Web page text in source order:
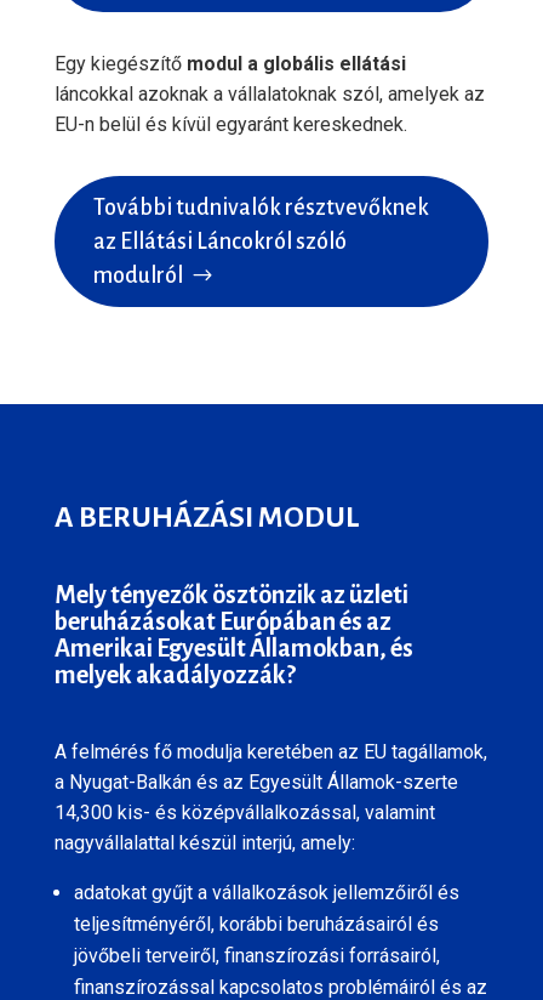
Egy kiegészítő modul a globális ellátási
láncokkal azoknak a vállalatoknak szól, amelyek az
EU-n belül és kívül egyaránt kereskednek.
További tudnivalók résztvevőknek
az Ellátási Láncokról szóló
modulról
A BERUHÁZÁSI MODUL
Mely tényezők ösztönzik az üzleti
beruházásokat Európában és az
Amerikai Egyesült Államokban, és
melyek akadályozzák?
A felmérés fő modulja keretében az EU tagállamok,
a Nyugat-Balkán és az Egyesült Államok-szerte
14,300 kis- és középvállalkozással, valamint
nagyvállalattal készül interjú, amely:
adatokat gyűjt a vállalkozások jellemzőiről és
teljesítményéről, korábbi beruházásairól és
jövőbeli terveiről, finanszírozási forrásairól,
finanszírozással kapcsolatos problémáiról és az